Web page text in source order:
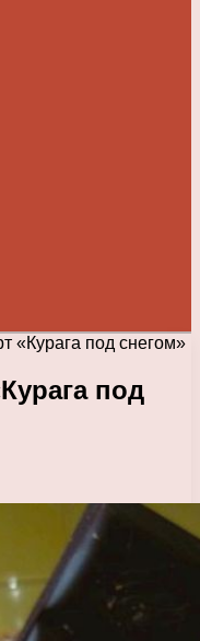
«Курага под снегом»
под